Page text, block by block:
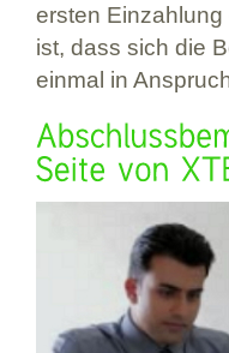
ersten
ist, dass sich die
einmal in